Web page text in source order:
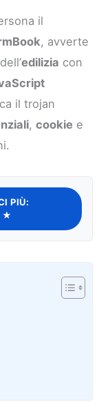
il
, avverte
edilizia con
il trojan
,cookie e
PIÙ:
★